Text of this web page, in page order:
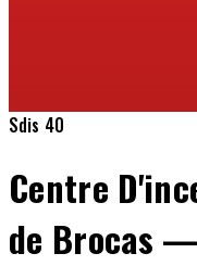
Sdis 40
Centre
de Brocas